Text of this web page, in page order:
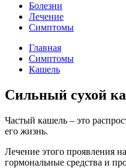
Болезни
Лечение
Симптомы
Главная
Симптомы
Кашель
Сильный сухой
Частый кашель – это
его жизнь.
Лечение этого проявления
гормональные средства и